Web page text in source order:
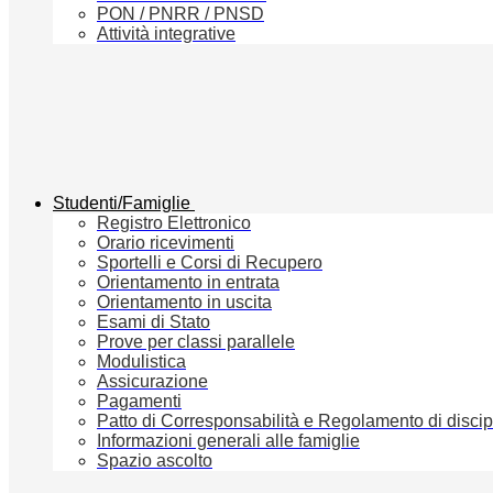
PON / PNRR / PNSD
Attività integrative
Studenti/Famiglie
Registro Elettronico
Orario ricevimenti
Sportelli e Corsi di Recupero
Orientamento in entrata
Orientamento in uscita
Esami di Stato
Prove per classi parallele
Modulistica
Assicurazione
Pagamenti
Patto di Corresponsabilità e Regolamento di
Informazioni generali alle famiglie
Spazio ascolto